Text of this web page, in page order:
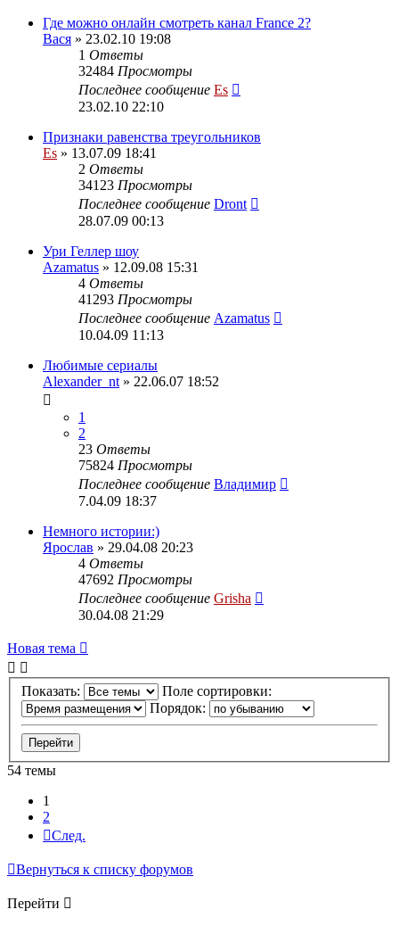
Где можно онлайн смотреть канал France 2?
Вася » 23.02.10 19:08
1 Ответы
32484 Просмотры
Последнее сообщение Es
23.02.10 22:10
Признаки равенства треугольников
Es » 13.07.09 18:41
2 Ответы
34123 Просмотры
Последнее сообщение Dront
28.07.09 00:13
Ури Геллер шоу
Azamatus » 12.09.08 15:31
4 Ответы
41293 Просмотры
Последнее сообщение Azamatus
10.04.09 11:13
Любимые сериалы
Alexander_nt » 22.06.07 18:52
1
2
23 Ответы
75824 Просмотры
Последнее сообщение Владимир
7.04.09 18:37
Немного истории:)
Ярослав » 29.04.08 20:23
4 Ответы
47692 Просмотры
Последнее сообщение Grisha
30.04.08 21:29
Новая тема
Показать:
Поле сортировки:
Порядок:
54 темы
1
2
След.
Вернуться к списку форумов
Перейти